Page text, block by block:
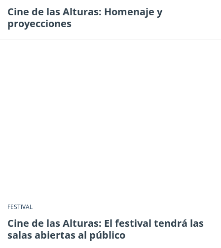
Cine de las Alturas: Homenaje y
proyecciones
FESTIVAL
Cine de las Alturas: El festival tendrá las
salas abiertas al público